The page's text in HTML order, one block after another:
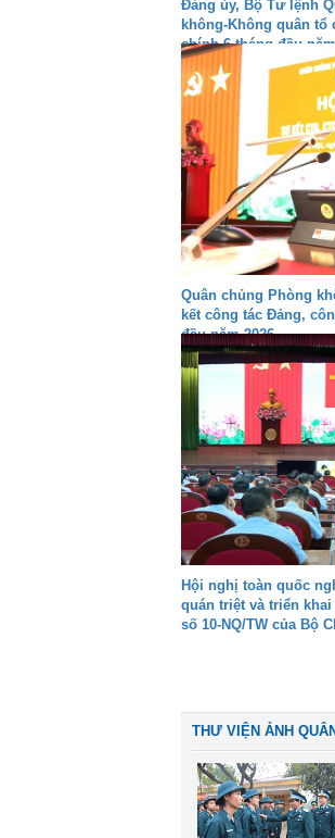
Đảng ủy, Bộ Tư lệnh
không-Không quân
chính 6 tháng đầu
Quân chủng Phòng
kết công tác Đảng,
đầu năm 2026
Hội nghị toàn quốc
quán triệt và triển
số 10-NQ/TW của Bộ
THƯ VIỆN ẢNH